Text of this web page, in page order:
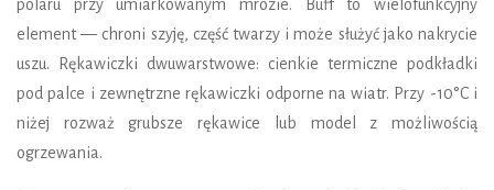
polaru przy umiarkowanym mrozie. Buff to wielofunkcyjny
element — chroni szyję, część twarzy i może służyć jako nakrycie
uszu. Rękawiczki dwuwarstwowe: cienkie termiczne podkładki
pod palce i zewnętrzne rękawiczki odporne na wiatr. Przy -10°C i
niżej rozważ grubsze rękawice lub model z możliwością
ogrzewania.